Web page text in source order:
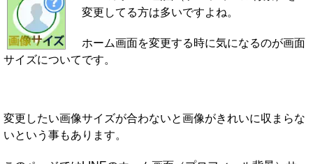
変更してる方は多いですよね。
ホーム画面を変更する時に気になるのが画面
サイズについてです。
変更したい画像サイズが合わないと画像がきれいに収まらな
いという事もあります。